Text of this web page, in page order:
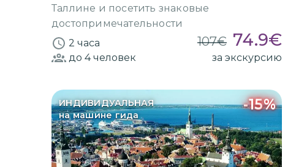
Таллине и посетить знаковые
достопримечательности
2 часа
107€ 74.9€
до 4человек за экскурсию
ИНДИВИДУАЛЬНАЯ
на машине гида
-15%